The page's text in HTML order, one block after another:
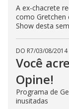
A ex-chacrete
como Gretchen
Show desta
DO R7/03/08/2014
Você
Opine!
Programa de
inusitadas